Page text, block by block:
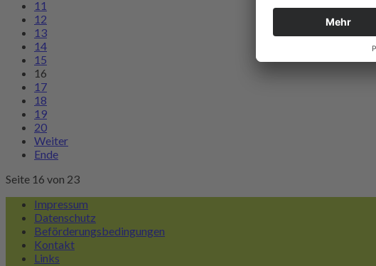
11
12
13
14
15
16
17
18
19
20
Weiter
Ende
Seite 16 von 23
Impressum
Datenschutz
Beförderungsbedingungen
Kontakt
Links